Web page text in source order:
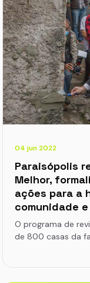
04 jun 2022
Paraisópolis
Melhor,
ações para a
comunidade
O programa de
de 800 casas da